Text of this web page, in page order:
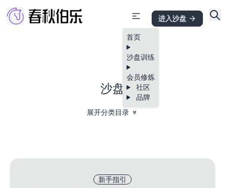
首页
沙盘训练
会员修炼
社区
品牌
进入沙盘
沙盘
展开分类目录
新手指引